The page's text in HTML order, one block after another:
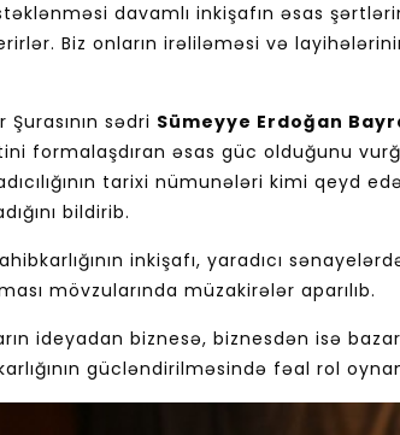
davamlı inkişafın əsas
Biz onların irəliləməsi və
sədri Sümeyye Erdoğan
formalaşdıran əsas güc olduğunu
tarixi nümunələri kimi qeyd
bildirib.
inkişafı, yaradıcı
mövzularında müzakirələr aparılıb.
ideyadan biznesə, biznesdən isə
gücləndirilməsində fəal rol